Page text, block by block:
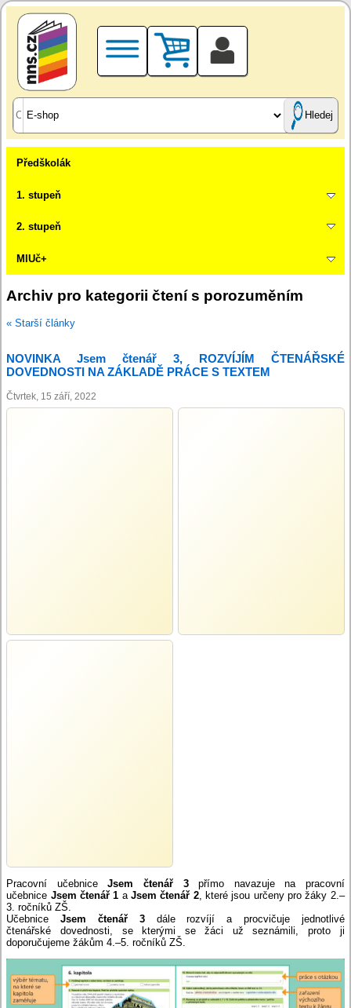
Hledej
Předškolák
1. stupeň
2. stupeň
MIUč+
Archiv pro kategorii čtení s porozuměním
« Starší články
NOVINKA Jsem čtenář 3, ROZVÍJÍM ČTENÁŘSKÉ
DOVEDNOSTI NA ZÁKLADĚ PRÁCE S TEXTEM
Čtvrtek, 15 září, 2022
Pracovní učebniceJsem čtenář 3přímo navazuje na pracovní
učebnice Jsem čtenář 1 aJsem čtenář 2, které jsou určeny pro žáky 2.–
3. ročníků ZŠ.
UčebniceJsem čtenář 3dále rozvíjí a procvičuje jednotlivé
čtenářské dovednosti, se kterými se žáci už seznámili, proto ji
doporučujeme žákům 4.–5. ročníků ZŠ.